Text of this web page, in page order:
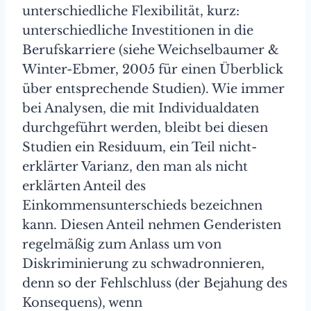
unterschiedliche Flexibilität, kurz:
unterschiedliche Investitionen in die
Berufskarriere (siehe Weichselbaumer &
Winter-Ebmer, 2005 für einen Überblick
über entsprechende Studien). Wie immer
bei Analysen, die mit Individualdaten
durchgeführt werden, bleibt bei diesen
Studien ein Residuum, ein Teil nicht-
erklärter Varianz, den man als nicht
erklärten Anteil des
Einkommensunterschieds bezeichnen
kann. Diesen Anteil nehmen Genderisten
regelmäßig zum Anlass um von
Diskriminierung zu schwadronnieren,
denn so der Fehlschluss (der Bejahung des
Konsequens), wenn